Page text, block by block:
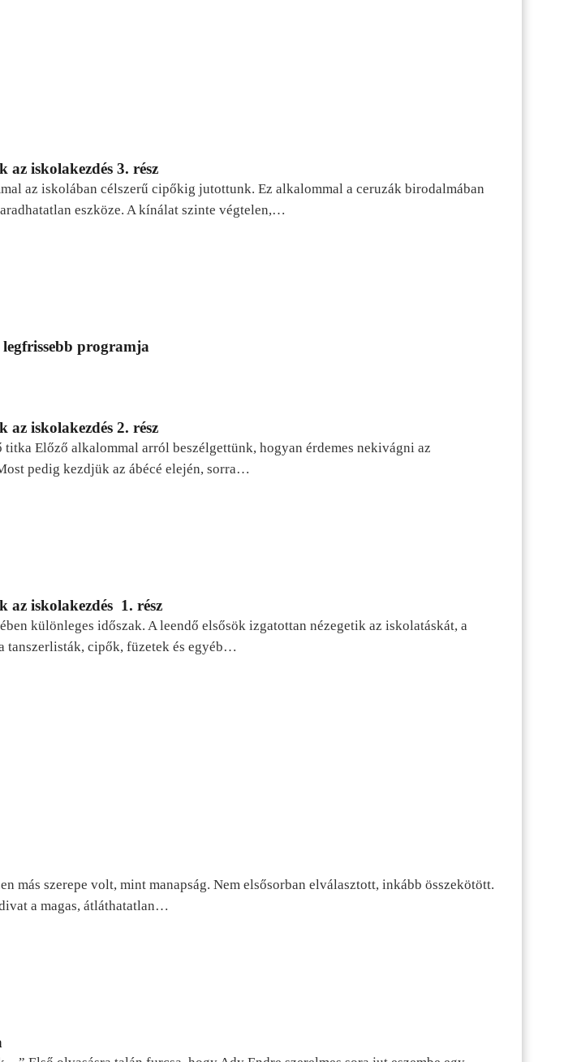
az iskolakezdés 3. rész
az iskolában célszerű cipőkig jutottunk. Ez alkalommal a ceruzák birodalmában
eszköze. A kínálat szinte végtelen,…
programja
az iskolakezdés 2. rész
Előző alkalommal arról beszélgettünk, hogyan érdemes nekivágni az
pedig kezdjük az ábécé elején, sorra…
az iskolakezdés 1. rész
különleges időszak. A leendő elsősök izgatottan nézegetik az iskolatáskát, a
tanszerlisták, cipők, füzetek és egyéb…
más szerepe volt, mint manapság. Nem elsősorban elválasztott, inkább összekötött.
a magas, átláthatatlan…